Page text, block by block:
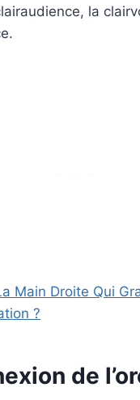
la
Main Droite Qui
?
de